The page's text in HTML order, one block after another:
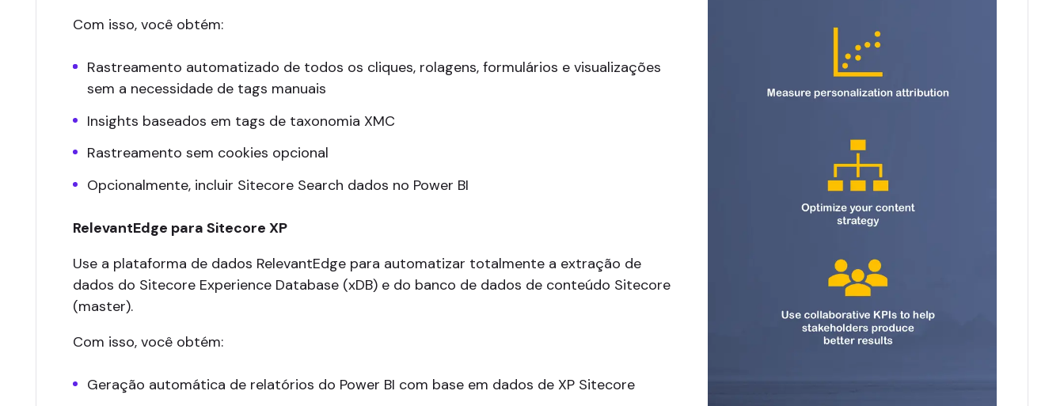
Com isso, você obtém:
Rastreamento automatizado de todos os cliques, rolagens, formulários e visualizações
sem a necessidade de tags manuais
Insights baseados em tags de taxonomia XMC
Rastreamento sem cookies opcional
Opcionalmente, incluir Sitecore Search dados no Power BI
RelevantEdge para Sitecore XP
Use a plataforma de dados RelevantEdge para automatizar totalmente a extração de
dados do Sitecore Experience Database (xDB) e do banco de dados de conteúdo Sitecore
(master).
Com isso, você obtém:
Geração automática de relatórios do Power BI com base em dados de XP Sitecore